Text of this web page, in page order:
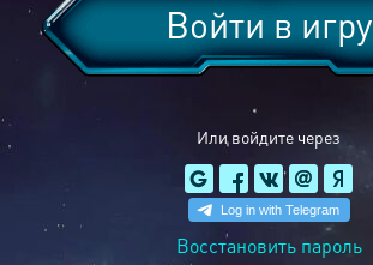
Или войдите через
Войти в игру
Восстановить пароль